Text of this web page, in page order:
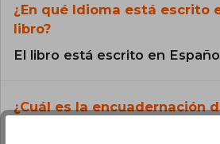
¿En qué Idioma está escrito
libro?
El libro está escrito en
¿Cuál es la encuadernación